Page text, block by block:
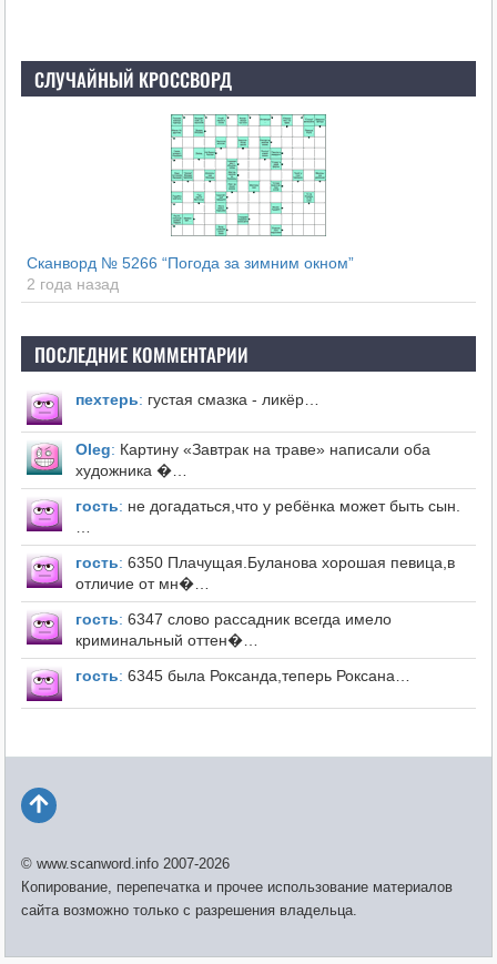
СЛУЧАЙНЫЙ КРОССВОРД
Сканворд № 5266 “Погода за зимним окном”
2 года назад
ПОСЛЕДНИЕ КОММЕНТАРИИ
пехтерь: густая смазка - ликёр…
Оleg: Картину «Завтрак на траве» написали оба
художника �…
гость: не догадаться,что у ребёнка может быть сын.
…
гость: 6350 Плачущая.Буланова хорошая певица,в
отличие от мн�…
гость: 6347 слово рассадник всегда имело
криминальный оттен�…
гость: 6345 была Роксанда,теперь Роксана…
© www.scanword.info 2007-2026
Копирование, перепечатка и прочее использование материалов
сайта возможно только с разрешения владельца.